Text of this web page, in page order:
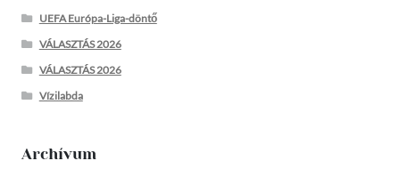
UEFA Európa-Liga-döntő
VÁLASZTÁS 2026
VÁLASZTÁS 2026
Vízilabda
Archívum